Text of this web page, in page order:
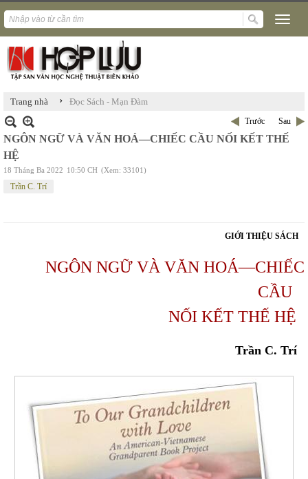
Trang nhà › Đọc Sách - Mạn Đàm
Trước Sau
NGÔN NGỮ VÀ VĂN HOÁ—CHIẾC CẦU NỐI KẾT THẾ
HỆ
18 Tháng Ba 2022 10:50 CH (Xem: 33101)
Trần C. Trí
GIỚI THIỆU SÁCH
NGÔN NGỮ VÀ VĂN HOÁ—CHIẾC
CẦU
NỐI KẾT THẾ HỆ
Trần C. Trí